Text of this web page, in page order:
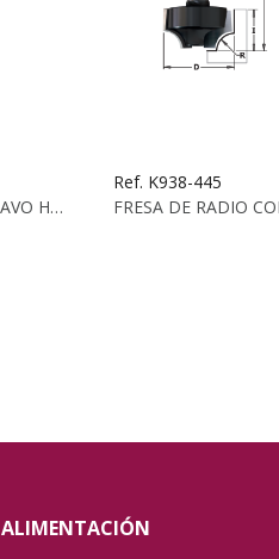
FRESA DE RADIO CONCAVO HW Z2 S:8 D:38.1X19X 61...
Ref. K938-445
ALIMENTACIÓN